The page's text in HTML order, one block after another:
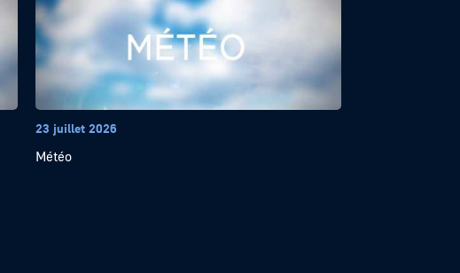
23 juillet 2026
Météo